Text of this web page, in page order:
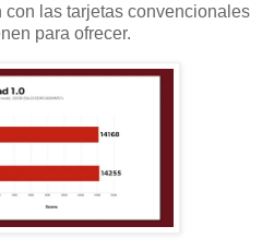
con las tarjetas convencionales
para ofrecer.